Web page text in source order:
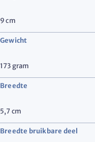
9cm
Gewicht
173gram
Breedte
5,7cm
Breedte bruikbare deel